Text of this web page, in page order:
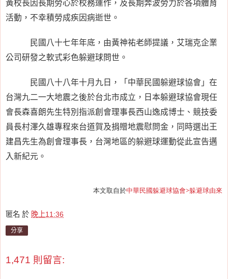
黃校長因長期勞心於校務運作，及長期奔波勞力於各項體育
活動，不幸積勞成疾因病逝世。
民國八十七年年底，由黃神祐老師提議，艾瑞克企業
公司研發之軟式彩色躲避球問世。
民國八十八年十月九日，「中華民國躲避球協會」在
台灣九二一大地震之後於台北市成立，日本躲避球協會現任
會長森喜朗先生特別指派創會理事長西山逸成博士、競技委
員長村澤久雄專程來台道賀及捐贈地震慰問金，同時選出王
建昌先生為創會理事長，台灣地區的躲避球運動從此宣告邁
入新紀元。
本文取自於中華民國躲避球協會>躲避球由來
匿名 於 晚上11:36
分享
1,471 則留言: